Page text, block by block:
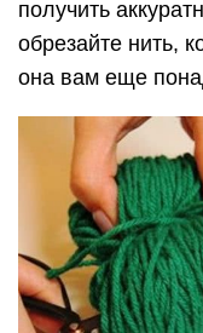
получить
обрезайте нить,
она вам еще